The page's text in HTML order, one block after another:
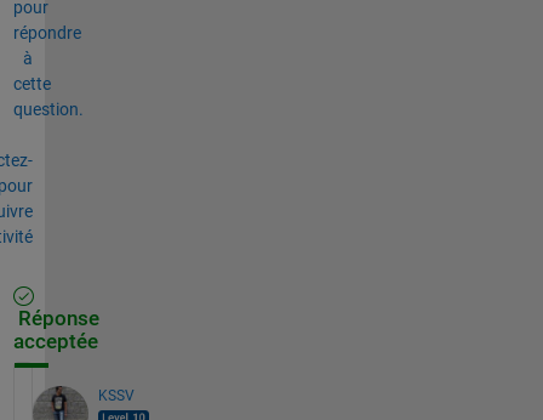
pour
répondre
à
cette
question.
Réponse
acceptée
KSSV